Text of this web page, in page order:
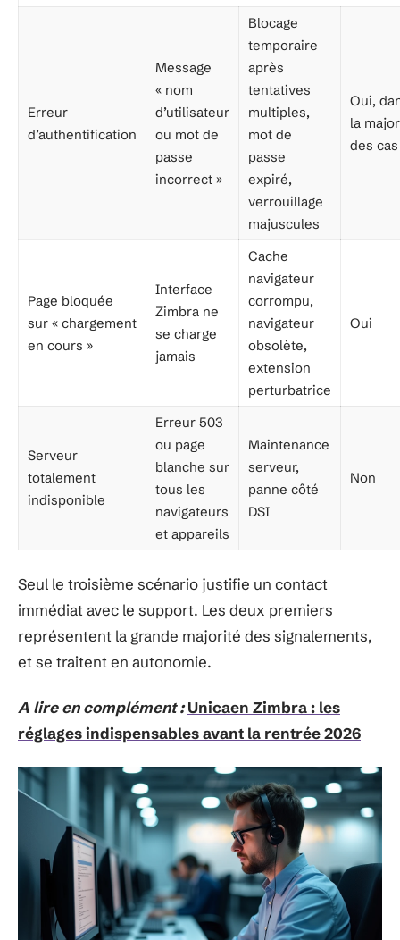
Erreur
d’authentification
Message
« nom
d’utilisateur
ou mot de
passe
incorrect »
Blocage
temporaire
après
tentatives
multiples,
mot de
passe
expiré,
verrouillage
majuscules
Oui,
la
des cas
Page bloquée
sur « chargement
en cours »
Interface
Zimbra ne
se charge
jamais
Cache
navigateur
corrompu,
navigateur
obsolète,
extension
perturbatrice
Oui
Serveur
totalement
indisponible
Erreur 503
ou page
blanche sur
tous les
navigateurs
et appareils
Maintenance
serveur,
panne côté
DSI
Non
Seul le troisième scénario justifie un contact
immédiat avec le support. Les deux premiers
représentent la grande majorité des signalements,
et se traitent en autonomie.
A lire en complément : Unicaen Zimbra : les
réglages indispensables avant la rentrée 2026